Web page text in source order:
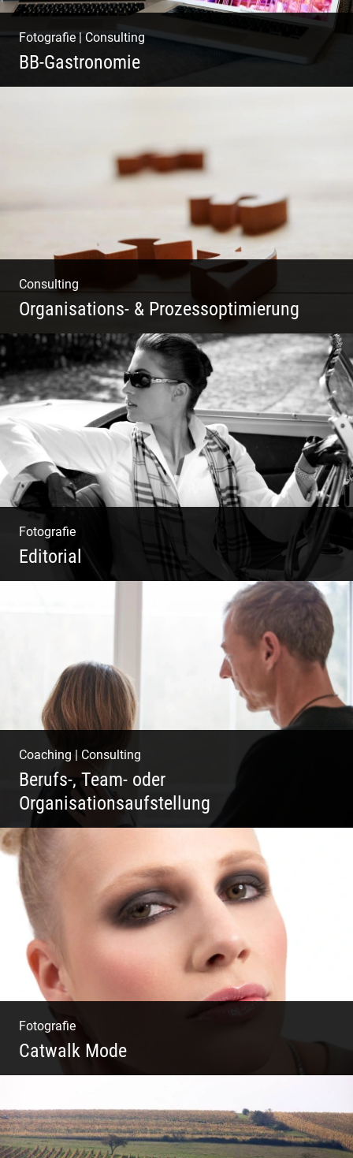
Fotografie|Consulting
BB-Gastronomie
Consulting
Organisations- & Prozessoptimierung
Erfolg ermöglichen durch Klarheit in der
Vision
Fotografie
Editorial
Coaching Consulting
Berufs-, Team- oder
Organisationsaufstellung
Business Coaching – Berufliche Freude
ermöglichen
Fotografie
Catwalk Mode